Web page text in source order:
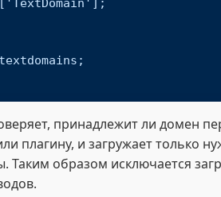
принадлежит ли домен
плагину, и загружает только
Таким образом исключается